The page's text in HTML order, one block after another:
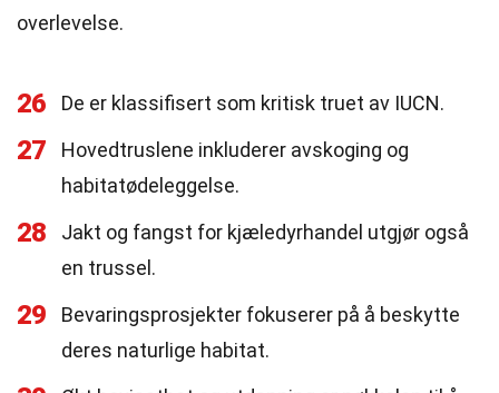
overlevelse.
26 De er klassifisert som kritisk truet av IUCN.
27
Hovedtruslene inkluderer avskoging og
habitatødeleggelse.
28
Jakt og fangst for kjæledyrhandel utgjør også
en trussel.
29
Bevaringsprosjekter fokuserer på å beskytte
deres naturlige habitat.